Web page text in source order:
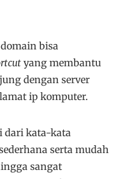
bisa
yang membantu
dengan server
ip komputer.
dari kata-kata
serta mudah
sangat